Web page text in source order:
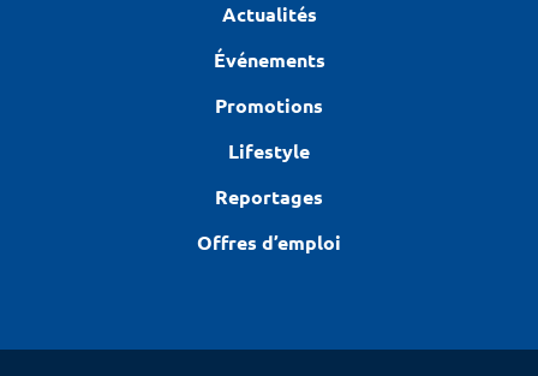
Actualités
Événements
Promotions
Lifestyle
Reportages
Offres d’emploi